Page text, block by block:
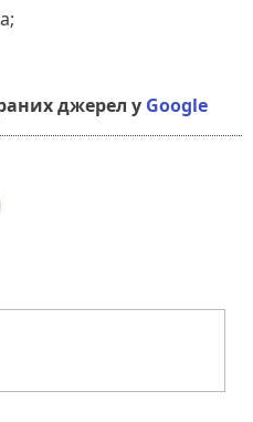
джерел у Google